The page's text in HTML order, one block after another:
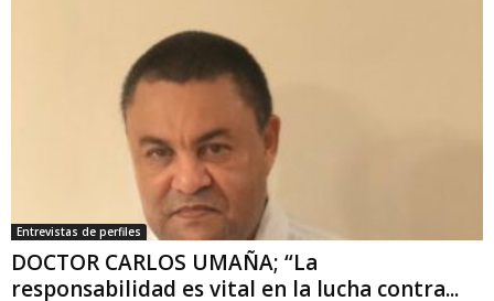
Entrevistas de perfiles
DOCTOR CARLOS UMAÑA; “La
responsabilidad es vital en la lucha contra...